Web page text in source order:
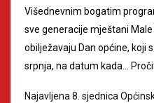
Višednevnim bogatim
sve generacije mještani
obilježavaju Dan općine, koji
srpnja, na datum kada…
Najavljena 8. sjednica